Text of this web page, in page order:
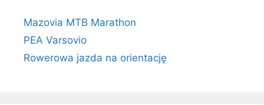
Mazovia MTB Marathon
PEA Varsovio
Rowerowa jazda na orientację